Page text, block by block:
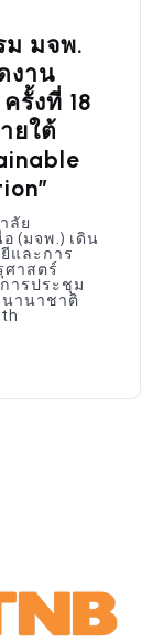
มจพ.
งาน
รั้งที่ 18
ยใต้
ลัย
(มจพ.) เดิน
และการ
ศาสตร์
ารประชุม
านาชาติ